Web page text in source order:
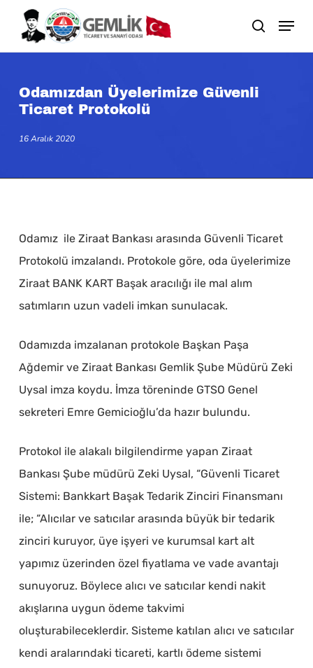
main
search
Odamızdan Üyelerimize Güvenli
Ticaret Protokolü
16 Aralık 2020
Odamız ile Ziraat Bankası arasında Güvenli Ticaret
Protokolü imzalandı. Protokole göre, oda üyelerimize
Ziraat BANK KART Başak aracılığı ile mal alım
satımların uzun vadeli imkan sunulacak.
Odamızda imzalanan protokole Başkan Paşa
Ağdemir ve Ziraat Bankası Gemlik Şube Müdürü Zeki
Uysal imza koydu. İmza töreninde GTSO Genel
sekreteri Emre Gemicioğlu’da hazır bulundu.
Protokol ile alakalı bilgilendirme yapan Ziraat
Bankası Şube müdürü Zeki Uysal, “Güvenli Ticaret
Sistemi: Bankkart Başak Tedarik Zinciri Finansmanı
ile; “Alıcılar ve satıcılar arasında büyük bir tedarik
zinciri kuruyor, üye işyeri ve kurumsal kart alt
yapımız üzerinden özel fiyatlama ve vade avantajı
sunuyoruz. Böylece alıcı ve satıcılar kendi nakit
akışlarına uygun ödeme takvimi
oluşturabileceklerdir. Sisteme katılan alıcı ve satıcılar
kendi aralarındaki ticareti, kartlı ödeme sistemi